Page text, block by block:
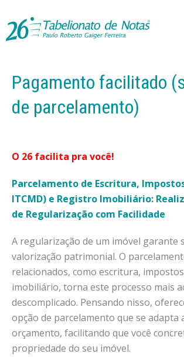
Pagamento facilitado
de parcelamento)
O 26 facilita pra você!
Parcelamento de Escritura,
ITCMD) e Registro Imobiliário:
de Regularização com Facilidade
A regularização de um imóvel garante
valorização patrimonial. O
relacionados, como escritura,
imobiliário, torna este processo mais
descomplicado. Pensando nisso,
opção de parcelamento que se adapta
orçamento, facilitando que você
propriedade do seu imóvel.